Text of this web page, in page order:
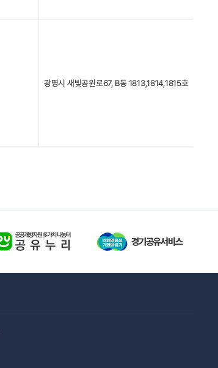
광명시 새빛공원로67, B동 1813,1814,1815호